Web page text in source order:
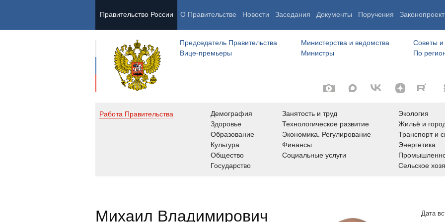
Правительство России О Правительстве Новости Заседания Документы Поручения
Председатель Правительства
Вице-премьеры
Министерства и ведомства
Министры
Советы и
По
Работа Правительства
Демография
Здоровье
Образование
Культура
Общество
Государство
Занятость и труд
Технологическое развитие
Экономика. Регулирование
Финансы
Социальные услуги
Экология
Жильё и
Транспорт и
Энергетика
Сельское
Михаил Владимирович Дата